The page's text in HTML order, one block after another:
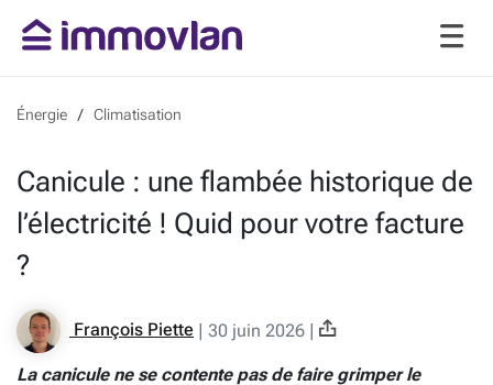
Énergie Climatisation
Canicule : une flambée historique de
l’électricité ! Quid pour votre facture
?
François Piette | 30 juin 2026 |
La canicule ne se contente pas de faire grimper le